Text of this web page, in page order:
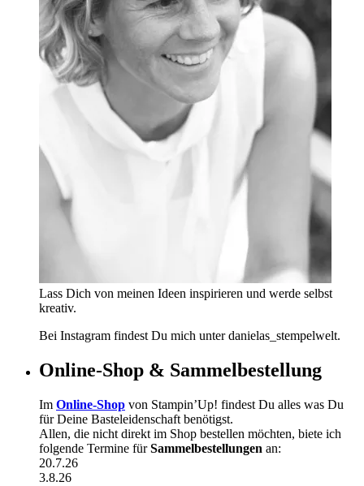
Lass Dich von meinen Ideen inspirieren und werde selbst
kreativ.
Bei Instagram findest Du mich unter danielas_stempelwelt.
Online-Shop & Sammelbestellung
Im Online-Shop von Stampin’Up! findest Du alles was Du
für Deine Basteleidenschaft benötigst.
Allen, die nicht direkt im Shop bestellen möchten, biete ich
folgende Termine fürSammelbestellungen an:
20.7.26
3.8.26